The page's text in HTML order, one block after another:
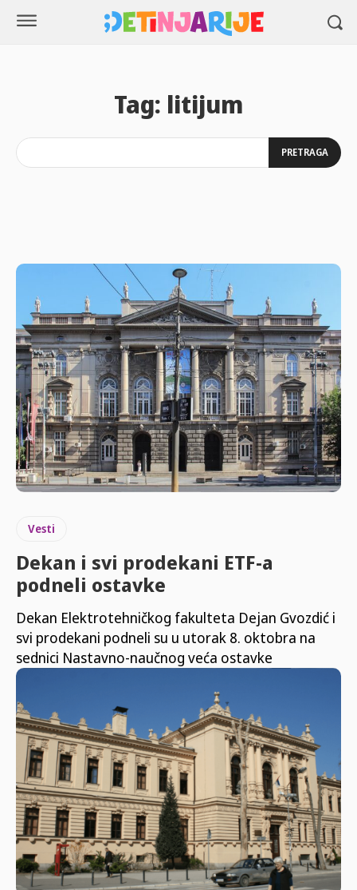
Tag: litijum
PRETRAGA
Vesti
Dekan i svi prodekani ETF-a
podneli ostavke
Dekan Elektrotehničkog fakulteta Dejan Gvozdić i
svi prodekani podneli su u utorak 8. oktobra na
sednici Nastavno-naučnog veća ostavke